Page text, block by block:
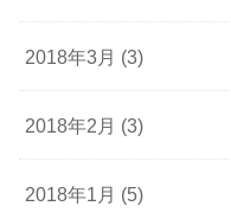
2018年3月 (3)
2018年2月 (3)
2018年1月 (5)